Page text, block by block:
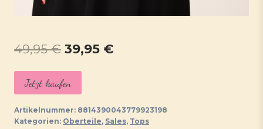
49,95€ Ursprünglicher
Preis
war:
49,95 €
39,95 €
39,95 €.
Jetzt kaufen
Artikelnummer: 8814390043779923198
Kategorien: Oberteile, Sales, Tops